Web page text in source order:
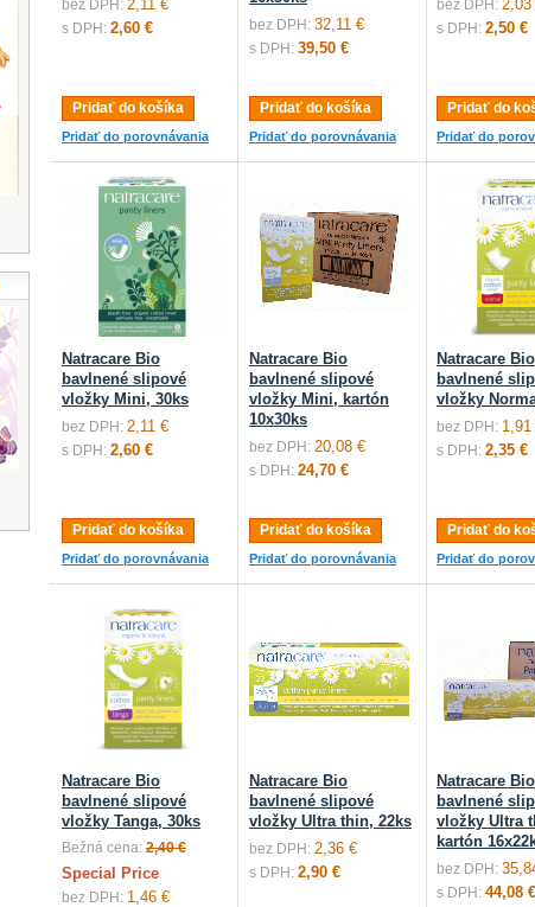
bez DPH: 2,11 €
s DPH: 2,60 €
Pridať do košíka
Pridať do porovnávania
bez DPH: 32,11 €
s DPH: 39,50 €
Pridať do košíka
Pridať do porovnávania
bez DPH: 2,03
s DPH: 2,50 €
Pridať do
Pridať do
Natracare Bio
bavlnené slipové
vložky Mini, 30ks
bez DPH: 2,11 €
s DPH: 2,60 €
Pridať do košíka
Pridať do porovnávania
Natracare Bio
bavlnené slipové
vložky Mini, kartón
10x30ks
bez DPH: 20,08 €
s DPH: 24,70 €
Pridať do košíka
Pridať do porovnávania
Natracare Bio
bavlnené
vložky
bez DPH: 1,91
s DPH: 2,35 €
Pridať do
Pridať do
Natracare Bio
bavlnené slipové
vložky Tanga, 30ks
Bežná cena: 2,40 €
Special Price
bez DPH: 1,46 €
Natracare Bio
bavlnené slipové
vložky Ultra thin, 22ks
bez DPH: 2,36 €
s DPH: 2,90 €
Natracare Bio
bavlnené
vložky Ultra
kartón
bez DPH:
s DPH: 44,08 €